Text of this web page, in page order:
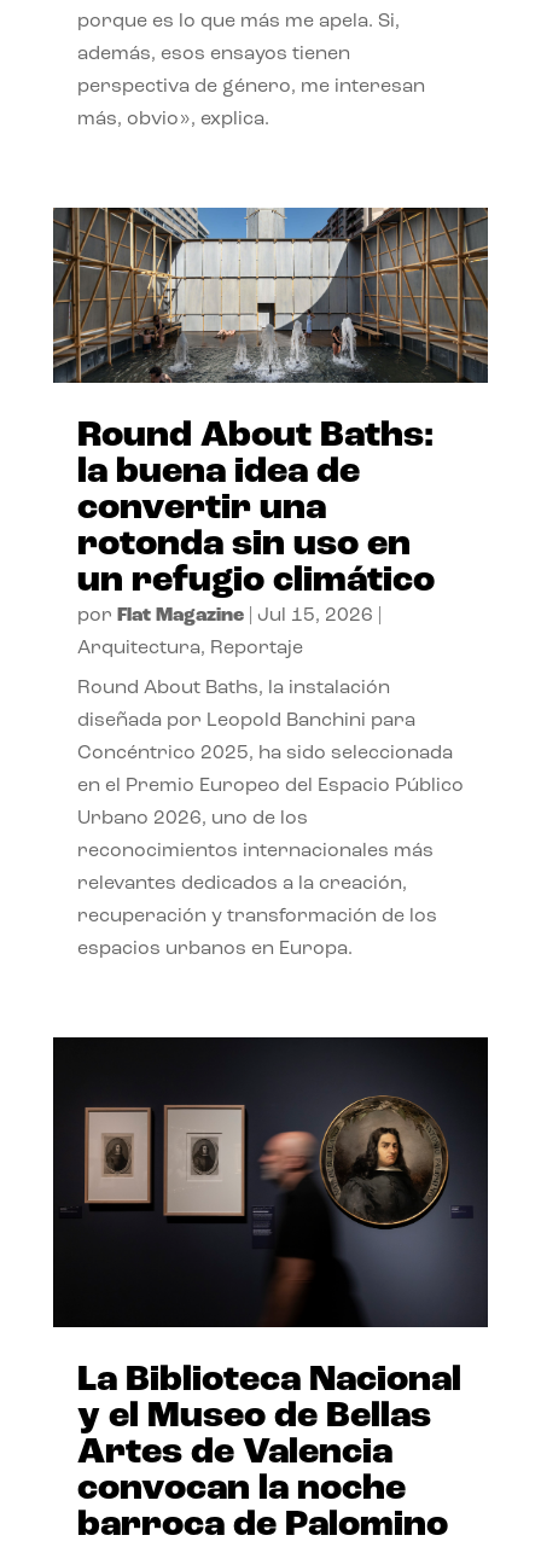
porque es lo que más me apela. Si,
además, esos ensayos tienen
perspectiva de género, me interesan
más, obvio», explica.
Round About Baths:
la buena idea de
convertir una
rotonda sin uso en
un refugio climático
por Flat Magazine| Jul 15, 2026
Arquitectura, Reportaje
Round About Baths, la instalación
diseñada por Leopold Banchini para
Concéntrico 2025, ha sido seleccionada
en el Premio Europeo del Espacio Público
Urbano 2026, uno de los
reconocimientos internacionales más
relevantes dedicados a la creación,
recuperación y transformación de los
espacios urbanos en Europa.
La Biblioteca Nacional
y el Museo de Bellas
Artes de Valencia
convocan la noche
barroca de Palomino